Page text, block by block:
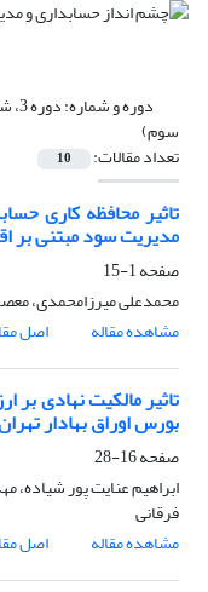
دوره و شماره:
سوم)
تعداد مقالات: 10
تاثیر محافظه کاری
مدیریت سود مبتنی بر
صفحه1-15
محمدعلی میرزامحمدی،
مشاهده مقاله
اصل
تاثیر مالکیت نهادی
بورس اوراق بهادار
صفحه16-28
ابراهیم عنایت پور شیاده،
فرقانی
مشاهده مقاله
اصل